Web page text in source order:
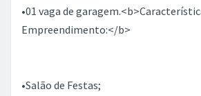
•01 vaga de
Empreendimento:</b>
•Salão de Festas;